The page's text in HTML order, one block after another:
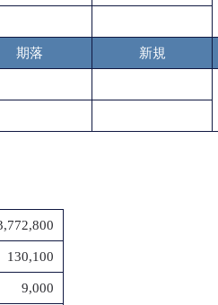
期落 新規
130,100
9,000